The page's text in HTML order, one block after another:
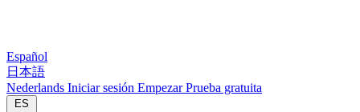
Español
日本語
Nederlands Iniciar sesión EmpezarPrueba gratuita
ES